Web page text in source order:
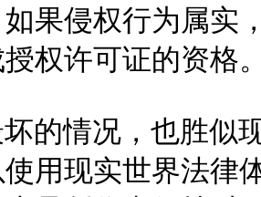
果侵权行为属实
权许可证的资格
的情况，也胜似
使用现实世界法